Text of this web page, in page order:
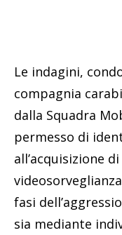
Le indagini,
compagnia
dalla Squadra
permesso di
all’acquisizione
fasi
sia mediante